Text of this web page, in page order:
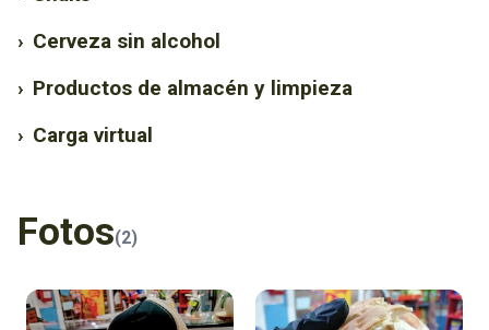
› Cerveza sin alcohol
› Productos de almacén y limpieza
› Carga virtual
Fotos(2)